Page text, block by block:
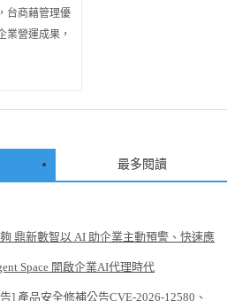
台商藉管理優
業營運成果，
股份有限公
！
最多閱讀
鼎新數智以 AI 助企業主動預警、快速應
Space 開啟企業AI代理時代
] 產品安全修補公告CVE-2026-12580、